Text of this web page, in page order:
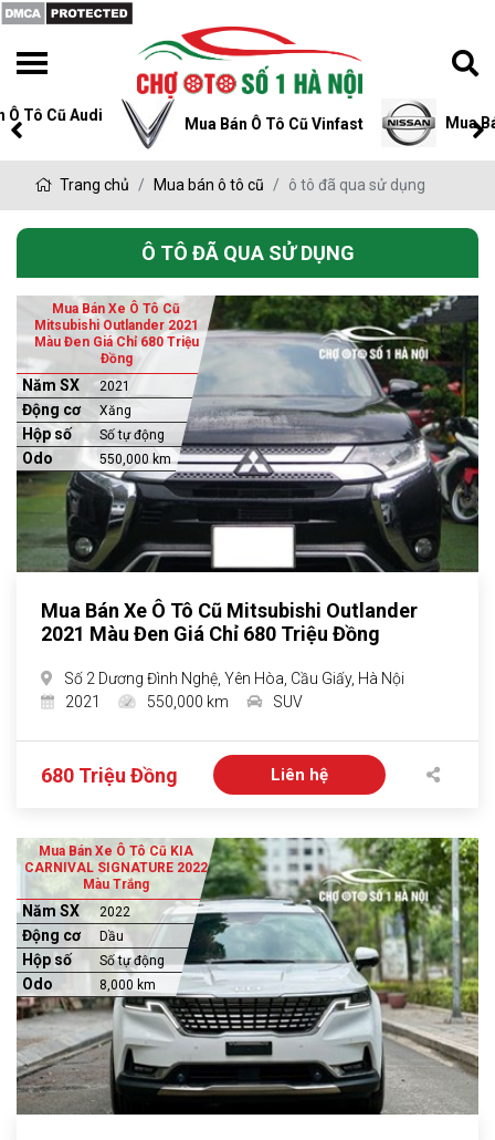
Mua Bán Ô Tô Cũ Vinfast Mua Bán Ô Tô Cũ
Trang chủ Mua bán ô tô cũ ô tô đã qua sử dụng
Ô TÔ ĐÃ QUA SỬ DỤNG
Mua Bán Xe Ô Tô Cũ
Mitsubishi Outlander 2021
Màu Đen Giá Chỉ 680 Triệu
Đồng
Năm SX 2021
Động cơ Xăng
Hộp số Số tự động
Odo 550,000 km
Mua Bán Xe Ô Tô Cũ Mitsubishi Outlander
2021 Màu Đen Giá Chỉ 680 Triệu Đồng
Số 2 Dương Đình Nghệ, Yên Hòa, Cầu Giấy, Hà Nội
2021
550,000 km SUV
680 Triệu Đồng Liên hệ
Mua Bán Xe Ô Tô Cũ KIA
CARNIVAL SIGNATURE 2022
Màu Trắng
Năm SX 2022
Động cơ Dầu
Hộp số Số tự động
Odo 8,000 km